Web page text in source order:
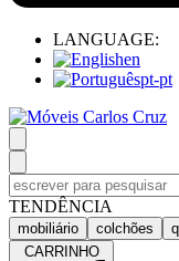
LANGUAGE:
en
pt-pt
Pesquisar
por:
TENDÊNCIA
mobiliário colchões
CARRINHO